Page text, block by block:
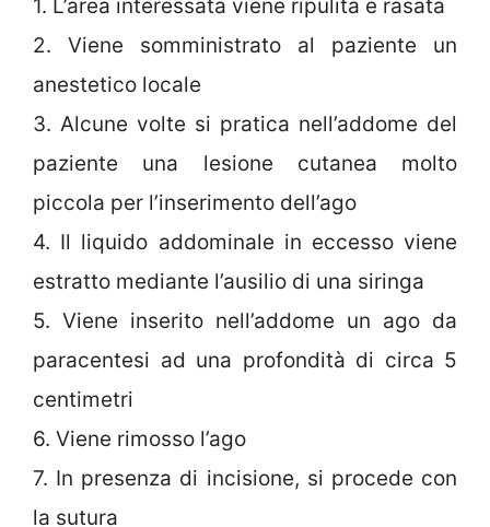
1. L’area interessata viene ripulita e rasata
2. Viene somministrato al paziente un
anestetico locale
3. Alcune volte si pratica nell’addome del
paziente una lesione cutanea molto
piccola per l’inserimento dell’ago
4. Il liquido addominale in eccesso viene
estratto mediante l’ausilio di una siringa
5. Viene inserito nell’addome un ago da
paracentesi ad una profondità di circa 5
centimetri
6. Viene rimosso l’ago
7. In presenza di incisione, si procede con
la sutura